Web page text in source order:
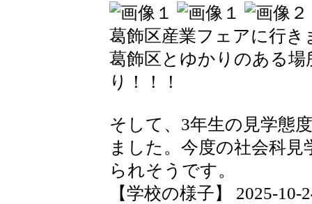
葛飾区産業フェアに行
葛飾区とゆかりのある
り！！！
そして、3年生の見学態
ました。今度の社会科
られそうです。
【学校の様子】 2025-10-